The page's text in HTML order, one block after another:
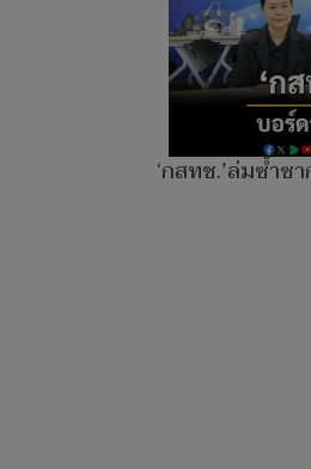
‘กสทช.’ล่มซ้ำซ